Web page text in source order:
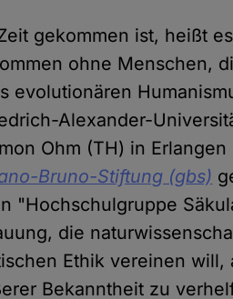
gekommen ist, heißt
ohne Menschen,
evolutionären
Alexander-
Ohm (TH) in
Bruno-Stiftung (gbs)
"Hochschulgruppe
die
Ethik vereinen will,
Bekanntheit zu